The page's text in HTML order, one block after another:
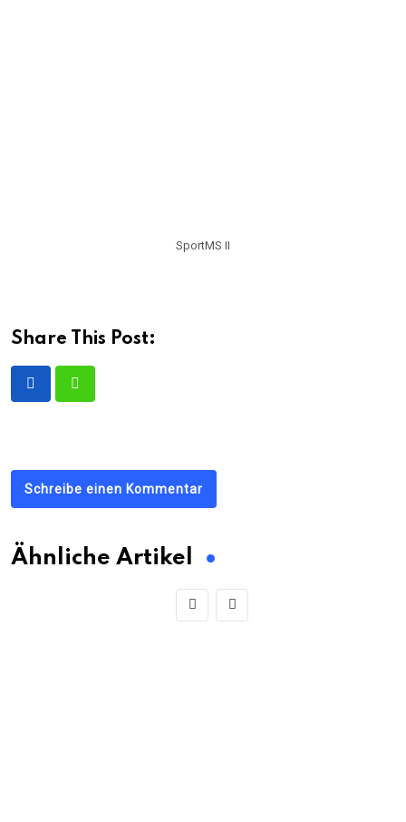
SportMS II
Share This Post:
Schreibe einen Kommentar
Ähnliche Artikel